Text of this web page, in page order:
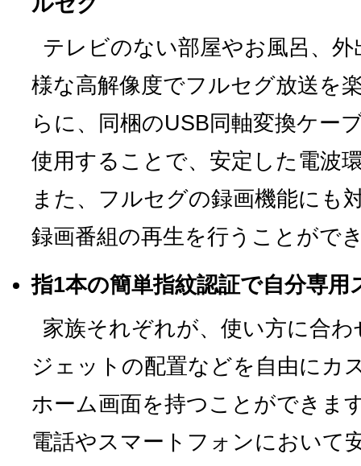
テレビのない部屋やお風呂、
様な高解像度でフルセグ放送を
らに、同梱のUSB同軸変換ケー
使用することで、安定した電波
また、フルセグの録画機能にも
録画番組の再生を行うことがで
指1本の簡単指紋認証で自分専
家族それぞれが、使い方に合
ジェットの配置などを自由にカ
ホーム画面を持つことができま
電話やスマートフォンにおいて